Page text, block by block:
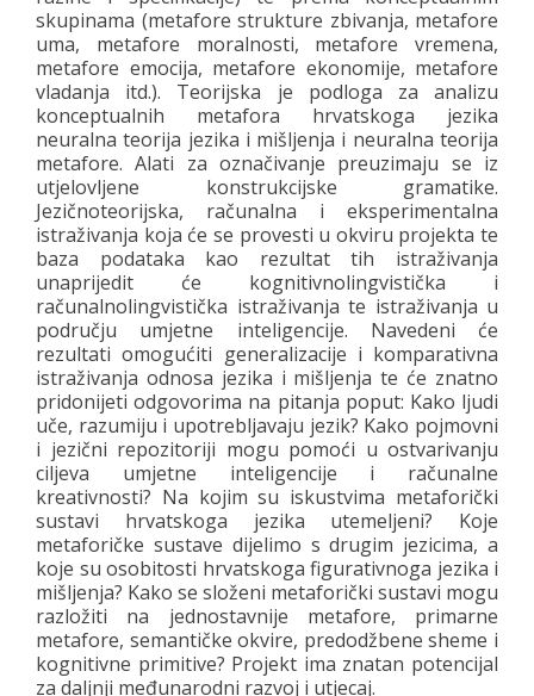
skupinama (metafore strukture zbivanja, metafore
uma, metafore moralnosti, metafore vremena,
metafore emocija, metafore ekonomije, metafore
vladanja itd.). Teorijska je podloga za analizu
konceptualnih metafora hrvatskoga jezika
neuralna teorija jezika i mišljenja i neuralna teorija
metafore. Alati za označivanje preuzimaju se iz
utjelovljene konstrukcijske gramatike.
Jezičnoteorijska, računalna i eksperimentalna
istraživanja koja će se provesti u okviru projekta te
baza podataka kao rezultat tih istraživanja
unaprijedit će kognitivnolingvistička i
računalnolingvistička istraživanja te istraživanja u
području umjetne inteligencije. Navedeni će
rezultati omogućiti generalizacije i komparativna
istraživanja odnosa jezika i mišljenja te će znatno
pridonijeti odgovorima na pitanja poput: Kako ljudi
uče, razumiju i upotrebljavaju jezik? Kako pojmovni
i jezični repozitoriji mogu pomoći u ostvarivanju
ciljeva umjetne inteligencije i računalne
kreativnosti? Na kojim su iskustvima metaforički
sustavi hrvatskoga jezika utemeljeni? Koje
metaforičke sustave dijelimo s drugim jezicima, a
koje su osobitosti hrvatskoga figurativnoga jezika i
mišljenja? Kako se složeni metaforički sustavi mogu
razložiti na jednostavnije metafore, primarne
metafore, semantičke okvire, predodžbene sheme i
kognitivne primitive? Projekt ima znatan potencijal
za daljnji međunarodni razvoj i utjecaj.